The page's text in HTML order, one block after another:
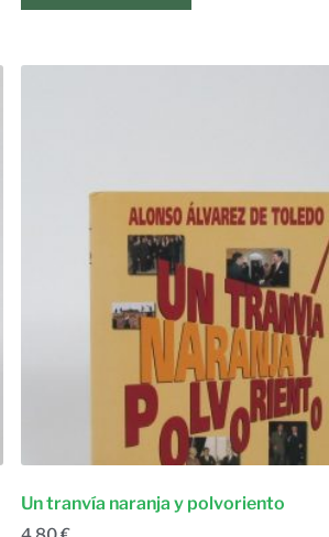
Un tranvía naranja y polvoriento